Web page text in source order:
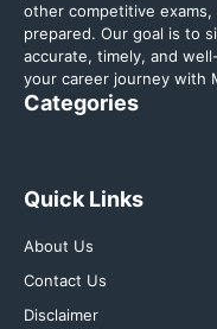
other competitive
prepared. Our goal is to
accurate, timely, and
your career journey with
Categories
Quick Links
About Us
Contact Us
Disclaimer